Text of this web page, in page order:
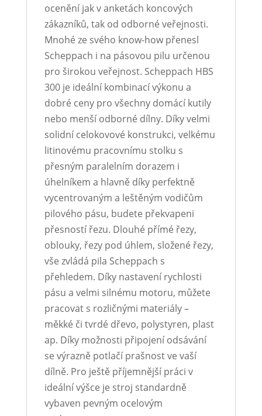
ocenění jak v anketách koncových
zákazníků, tak od odborné veřejnosti.
Mnohé ze svého know-how přenesl
Scheppach i na pásovou pilu určenou
pro širokou veřejnost. Scheppach HBS
300 je ideální kombinací výkonu a
dobré ceny pro všechny domácí kutily
nebo menší odborné dílny. Díky velmi
solidní celokovové konstrukci, velkému
litinovému pracovnímu stolku s
přesným paralelním dorazem i
úhelníkem a hlavně díky perfektně
vycentrovaným a leštěným vodičům
pilového pásu, budete překvapeni
přesností řezu. Dlouhé přímé řezy,
oblouky, řezy pod úhlem, složené řezy,
vše zvládá pila Scheppach s
přehledem. Díky nastavení rychlosti
pásu a velmi silnému motoru, můžete
pracovat s rozličnými materiály –
měkké či tvrdé dřevo, polystyren, plast
ap. Díky možnosti připojení odsávání
se výrazně potlačí prašnost ve vaší
dílně. Pro ještě příjemnější práci v
ideální výšce je stroj standardně
vybaven pevným ocelovým